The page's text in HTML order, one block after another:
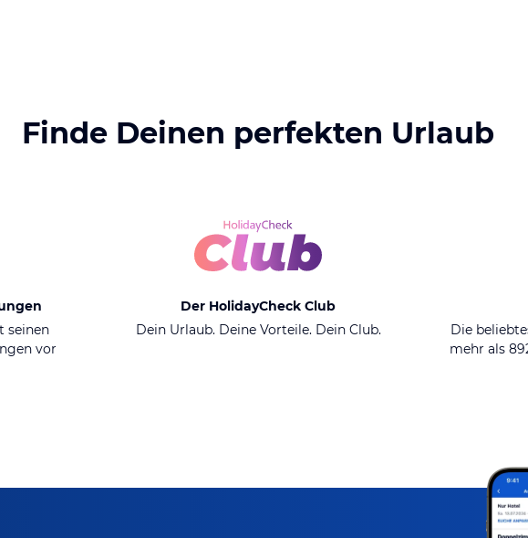
Finde Deinen perfekten Urlaub
seinen
vor
Der HolidayCheck Club
Dein Urlaub. Deine Vorteile. Dein Club.
Die
mehr als